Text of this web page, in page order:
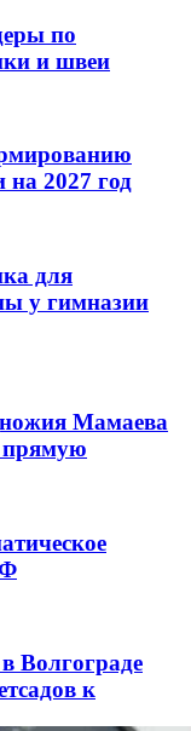
по
и швеи
на 2027 год
для
у гимназии
Мамаева
Волгограде
к